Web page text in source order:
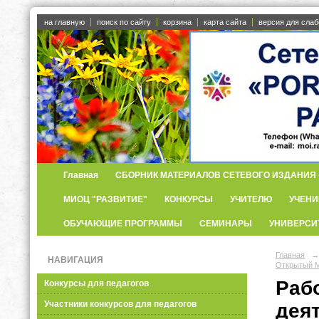
на главную поиск по сайту корзина карта сайта версия для
Главная СБОРНИК МАТЕРИАЛОВ СЕТЕВОГО ИЗДАНИЯ
МИОЦ "РАЗВИТИЕ" КОНКУРСЫ УЧИТЕЛЮ
ОБУЧАЮЩИЕ ПРОГРАММЫ СЕМИНАРЫ
НАВИГАЦИЯ
Конкурсы для педагогов
Участники конкурсов для педагогов
Главная
→
Открытый